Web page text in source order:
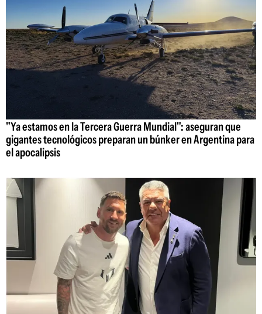
"Ya estamos en la Tercera Guerra Mundial": aseguran que
gigantes tecnológicos preparan un búnker en Argentina para
el apocalipsis